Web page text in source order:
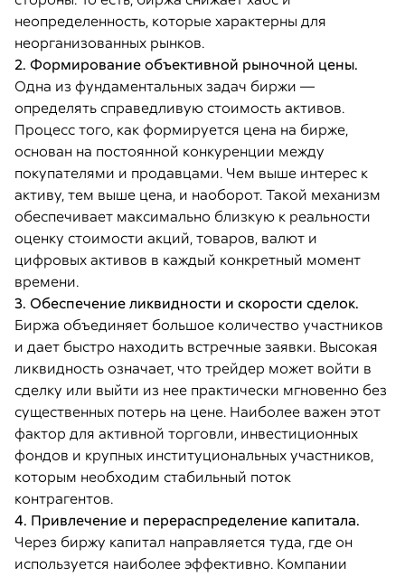
неопределенность, которые характерны для
неорганизованных рынков.
2. Формирование объективной рыночной цены.
Одна из фундаментальных задач биржи —
определять справедливую стоимость активов.
Процесс того, как формируется цена на бирже,
основан на постоянной конкуренции между
покупателями и продавцами. Чем выше интерес к
активу, тем выше цена, и наоборот. Такой механизм
обеспечивает максимально близкую к реальности
оценку стоимости акций, товаров, валют и
цифровых активов в каждый конкретный момент
времени.
3. Обеспечение ликвидности и скорости сделок.
Биржа объединяет большое количество участников
и дает быстро находить встречные заявки. Высокая
ликвидность означает, что трейдер может войти в
сделку или выйти из нее практически мгновенно без
существенных потерь на цене. Наиболее важен этот
фактор для активной торговли, инвестиционных
фондов и крупных институциональных участников,
которым необходим стабильный поток
контрагентов.
4. Привлечение и перераспределение капитала.
Через биржу капитал направляется туда, где он
используется наиболее эффективно. Компании